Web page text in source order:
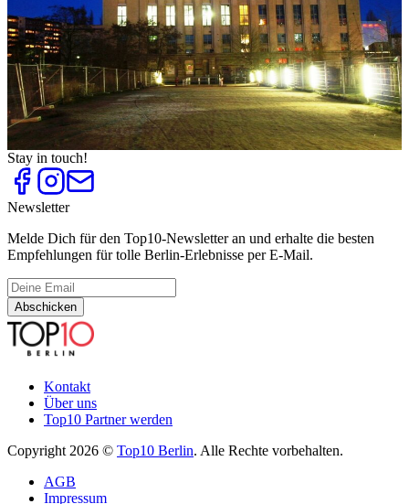
Open Air Clubs und Lounges
Top10
Promi Clubs
Top10
Rock and Roll Clubs
Top 10
Salsa Clubs und Kurse
Top10
Techno-Clubs
Stay in touch!
Newsletter
Melde Dich für den Top10-Newsletter an und erhalte die besten
Empfehlungen für tolle Berlin-Erlebnisse per E-Mail.
Abschicken
Kontakt
Über uns
Top10 Partner werden
Copyright 2026 © Top10 Berlin. Alle Rechte vorbehalten.
AGB
Impressum